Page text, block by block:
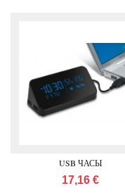
USB ЧАСЫ
17,16 €